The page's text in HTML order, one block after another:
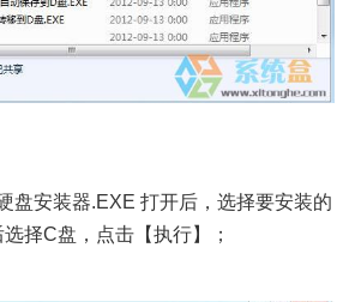
盘安装器.EXE 打开后，选择要安装的
择C盘，点击【执行】；